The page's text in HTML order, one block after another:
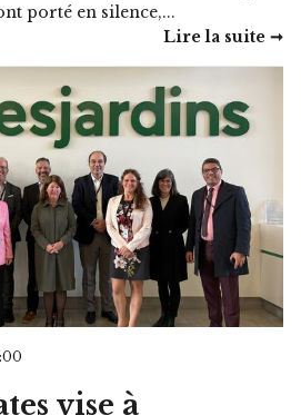
porté en silence,...
Lire la suite ➞
vise à